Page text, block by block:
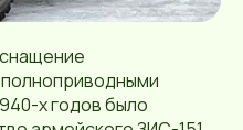
х годов было